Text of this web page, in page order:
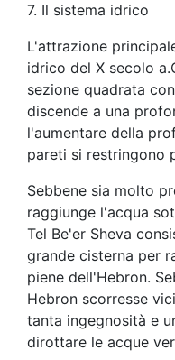
7. Il sistema idrico
L'attrazione
idrico del X secolo
sezione quadrata
discende a una
l'aumentare della
pareti si restringono
Sebbene sia molto
raggiunge l'acqua
Tel Be'er Sheva
grande cisterna per
piene dell'Hebron.
Hebron scorresse
tanta ingegnosità e
dirottare le acque